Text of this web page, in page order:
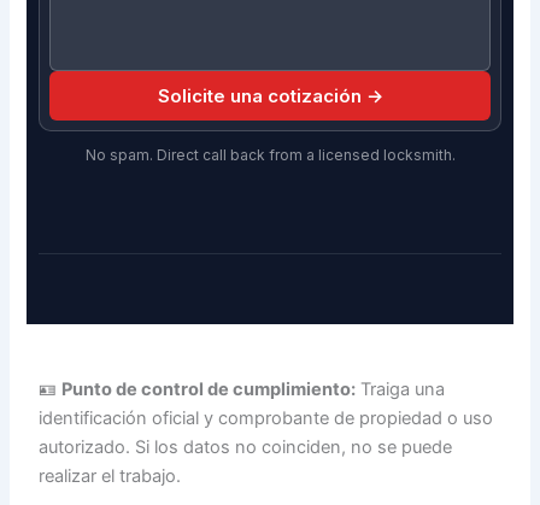
Solicite una cotización →
No spam. Direct call back from a licensed locksmith.
🪪 Punto de control de cumplimiento: Traiga una
identificación oficial y comprobante de propiedad o uso
autorizado. Si los datos no coinciden, no se puede
realizar el trabajo.